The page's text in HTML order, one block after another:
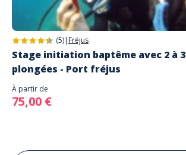
(5)| Fréjus
Stage initiation baptême avec 2 à 3
plongées - Port fréjus
À partir de
75,00 €